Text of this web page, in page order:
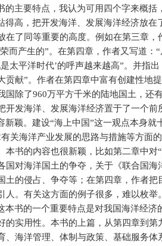
的主要特点，我认为可用四个字来概括
得高，把开发海洋、发展海洋经济放
了同等重要的高度。例如在第三章，
而产生的”。在第四章，作者又写道
太平洋时代’的呼声越来越高”。并指
贡献”。作者在第四章中富有创建性地
国除了960万平方千米的陆地国土，还
开发海洋、发展海洋经济置于了一个前
新颖。建设“海上中国”这一观点本身
关海洋产业发展的思路与措施等方面
本书的内容也很新颖，比如第二章中
国对海洋国土的争夺，关于《联合国
土的侵占、争夺等；在第四章，作者
。有关这方面的例子很多，难以枚举。
本书的一个重要特点是对我国海洋经
的实用性。本书的上篇，从第四章到
、海洋管理、体制与政策、基础服务